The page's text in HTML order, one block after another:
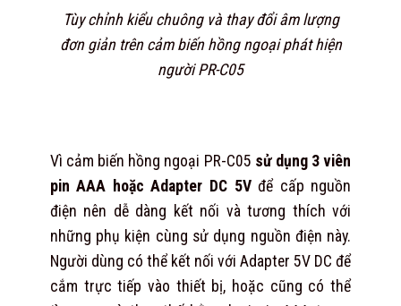
Tùy chỉnh kiểu chuông và thay đổi âm lượng
đơn giản trên cảm biến hồng ngoại phát hiện
người PR-C05
Vì cảm biến hồng ngoại PR-C05 sử dụng 3 viên
pin AAA hoặc Adapter DC 5Vđể cấp nguồn
điện nên dễ dàng kết nối và tương thích với
những phụ kiện cùng sử dụng nguồn điện này.
Người dùng có thể kết nối với Adapter 5V DC để
cắm trực tiếp vào thiết bị, hoặc cũng có thể